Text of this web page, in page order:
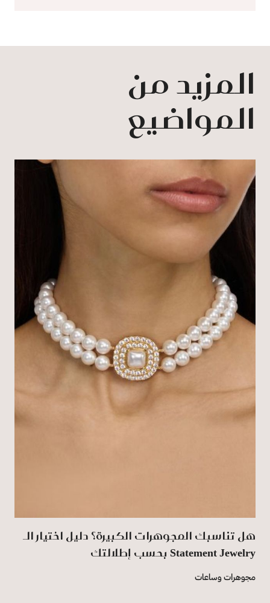
المزيد من
المواضيع
هل تناسبك المجوهرات الكبيرة؟ دليل اختيار الـ
Statement Jewelry بحسب إطلالتك
مجوهرات وساعات